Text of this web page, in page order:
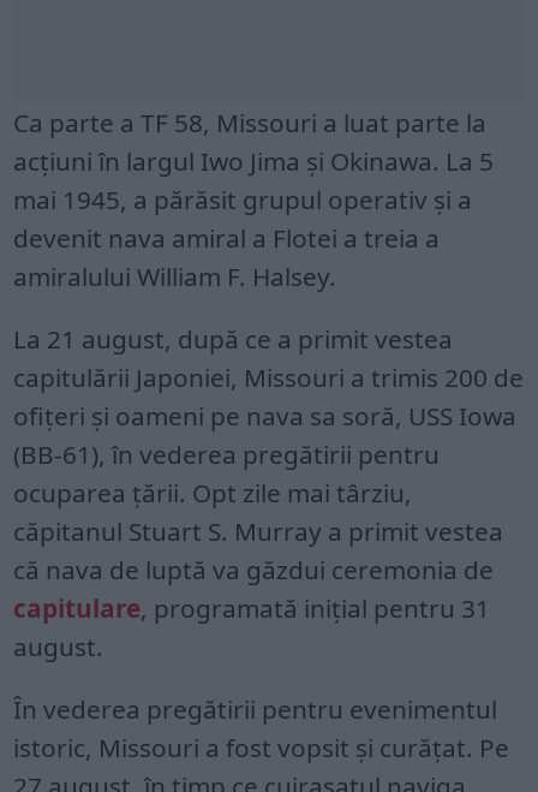
Ca parte a TF 58, Missouri a luat parte la
acțiuni în largul Iwo Jima și Okinawa. La 5
mai 1945, a părăsit grupul operativ și a
devenit nava amiral a Flotei a treia a
amiralului William F. Halsey.
La 21 august, după ce a primit vestea
capitulării Japoniei, Missouri a trimis 200 de
ofițeri și oameni pe nava sa soră, USS Iowa
(BB-61), în vederea pregătirii pentru
ocuparea țării. Opt zile mai târziu,
căpitanul Stuart S. Murray a primit vestea
că nava de luptă va găzdui ceremonia de
capitulare, programată inițial pentru 31
august.
În vederea pregătirii pentru evenimentul
istoric, Missouri a fost vopsit și curățat. Pe